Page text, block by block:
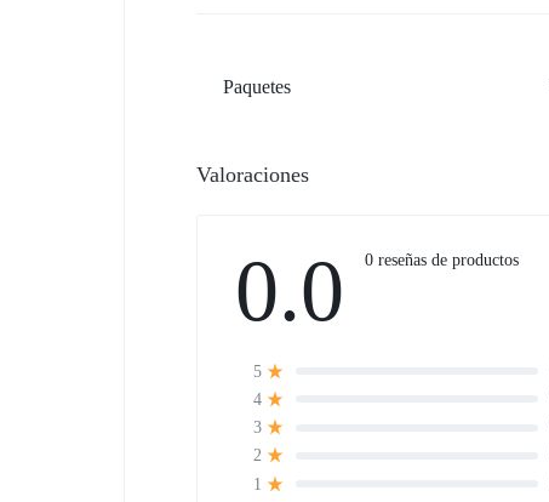
Paquetes
Valoraciones
0.0 0 reseñas de productos
5
4
3
2
1